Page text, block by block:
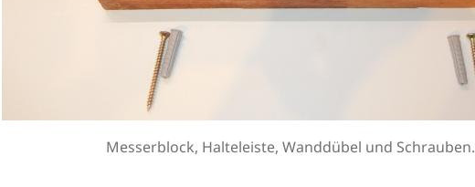
Messerblock, Halteleiste, Wanddübel und Schrauben.